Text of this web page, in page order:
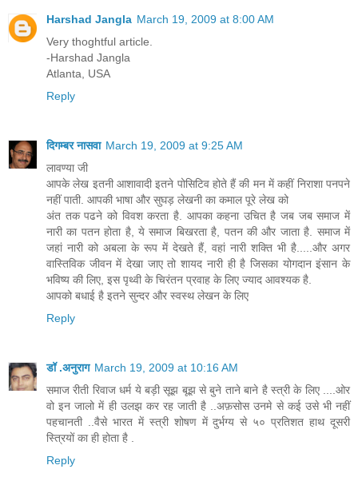
Harshad Jangla March 19, 2009 at 8:00 AM
Very thoghtful article.
-Harshad Jangla
Atlanta, USA
Reply
दिगम्बर नासवा March 19, 2009 at 9:25 AM
लावण्या जी
आपके लेख इतनी आशावादी इतने पोसिटिव होते हैं की मन में कहीं निराशा पनपने
नहीं पाती. आपकी भाषा और सुघड़ लेखनी का कमाल पूरे लेख को
अंत तक पढने को विवश करता है. आपका कहना उचित है जब जब समाज में
नारी का पतन होता है, ये समाज बिखरता है, पतन की और जाता है. समाज में
जहां नारी को अबला के रूप में देखते हैं, वहां नारी शक्ति भी है.....और अगर
वास्तिविक जीवन में देखा जाए तो शायद नारी ही है जिसका योगदान इंसान के
भविष्य की लिए, इस पृथ्वी के चिरंतन प्रवाह के लिए ज्याद आवश्यक है.
आपको बधाई है इतने सुन्दर और स्वस्थ लेखन के लिए
Reply
डॉ .अनुराग March 19, 2009 at 10:16 AM
समाज रीती रिवाज धर्म ये बड़ी सूझ बूझ से बुने ताने बाने है स्त्री के लिए ....ओर
वो इन जालो में ही उलझ कर रह जाती है ..अफ़सोस उनमे से कई उसे भी नहीं
पहचानती ..वैसे भारत में स्त्री शोषण में दुर्भग्य से ५० प्रतिशत हाथ दूसरी
स्त्रियों का ही होता है .
Reply